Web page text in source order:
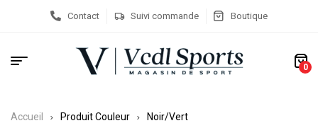
Contact Suivi commande Boutique
0
Accueil Produit Couleur Noir/Vert